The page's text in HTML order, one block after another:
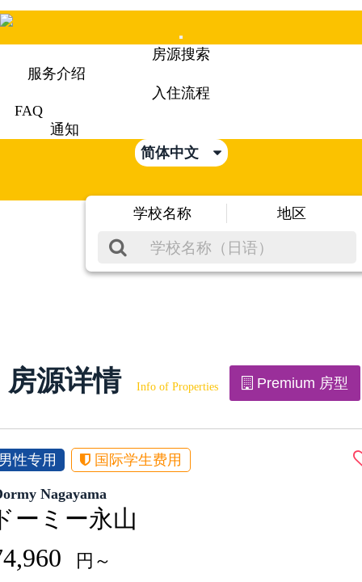
Mobile
Menu
房源搜索
服务介绍
入住流程
FAQ
通知
简体中文
学校名称 地区
房源详情 Info of Properties Premium 房型
性专用 国际学生费用
Nagayama
ーミー永山
円～